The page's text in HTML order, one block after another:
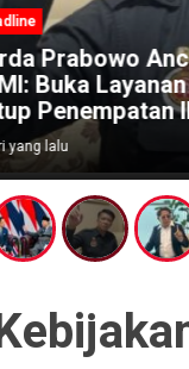
Ancam
PMI ke
Ilegal